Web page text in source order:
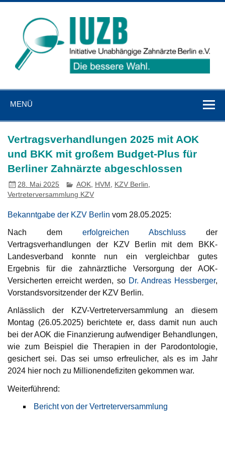
Zum
MENÜ
Vertragsverhandlungen 2025 mit AOK
und BKK mit großem Budget-Plus für
Berliner Zahnärzte abgeschlossen
28. Mai 2025 AOK HVM KZV Berlin
Vertreterversammlung KZV
Bekanntgabe der KZV Berlin vom 28.05.2025:
Nach dem erfolgreichen Abschlussder
Vertragsverhandlungen der KZV Berlin mit dem BKK-
Landesverband konnte nun ein vergleichbar gutes
Ergebnis für die zahnärztliche Versorgung der AOK-
Versicherten erreicht werden, so Dr. Andreas Hessberger,
Vorstandsvorsitzender der KZV Berlin.
Anlässlich der KZV-Vertreterversammlung an diesem
Montag (26.05.2025) berichtete er, dass damit nun auch
bei der AOK die Finanzierung aufwendiger Behandlungen,
wie zum Beispiel die Therapien in der Parodontologie,
gesichert sei. Das sei umso erfreulicher, als es im Jahr
2024 hier noch zu Millionendefiziten gekommen war.
Weiterführend:
Bericht von der Vertreterversammlung